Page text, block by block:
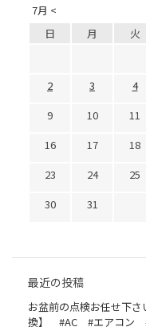
7月 <
日 月 火
2
3 4
9
10 11
16
17 18
23
24 25
30
31
最近の投稿
お盆前の点検お任せ下
換】 #AC #エアコン